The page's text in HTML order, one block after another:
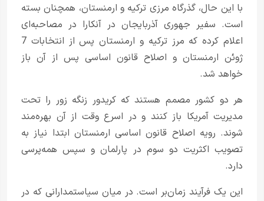
با این حال، گذرگاه مرزی ترکیه و ارمنستان، همچنان بسته
است. سفیر جهوری آذربایجان در آنکارا در مصاحبه‌ای
اعلام کرده که مرز ترکیه و ارمنستان پس از انتخابات 7
ژوئن ارمنستان و اصلاح قانون اساسی پس از آن باز
خواهد شد.
هر دو کشور مصمم هستند که کریدور زنگه زور را تحت
مدیریت آمریکا باز کنند و در اسرع وقت از آن بهره‌مند
شوند. رویه اصلاح قانون اساسی ارمنستان ابتدا نیاز به
تصویب اکثریت دو سوم در پارلمان و سپس همه‌پرسی
دارد.
این یک فرآیند زمان‌بر است. در میان سیاستمدارانی که در